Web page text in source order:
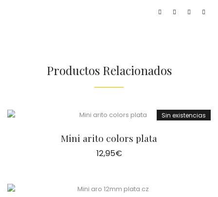
Productos Relacionados
Sin existencias
Mini arito colors plata
12,95€